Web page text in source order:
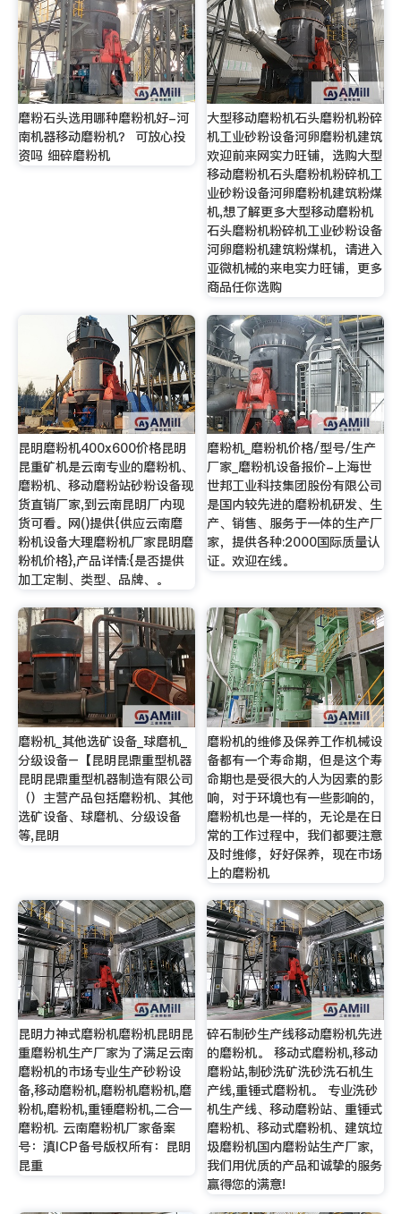
磨粉石头选用哪种磨粉机好-河
南机器移动磨粉机？ 可放心投
资吗 细碎磨粉机
大型移动磨粉机石头磨粉机粉碎
机工业砂粉设备河卵磨粉机建筑
欢迎前来网实力旺铺，选购大型
移动磨粉机石头磨粉机粉碎机工
业砂粉设备河卵磨粉机建筑粉煤
机,想了解更多大型移动磨粉机
石头磨粉机粉碎机工业砂粉设备
河卵磨粉机建筑粉煤机，请进入
亚微机械的来电实力旺铺，更多
商品任你选购
昆明磨粉机400x600价格昆明
昆重矿机是云南专业的磨粉机、
磨粉机、移动磨粉站砂粉设备现
货直销厂家,到云南昆明厂内现
货可看。网()提供{供应云南磨
粉机设备大理磨粉机厂家昆明磨
粉机价格},产品详情:{是否提供
加工定制、类型、品牌、。
磨粉机_磨粉机价格/型号/生产
厂家_磨粉机设备报价-上海世
世邦工业科技集团股份有限公司
是国内较先进的磨粉机研发、生
产、销售、服务于一体的生产厂
家，提供各种:2000国际质量认
证。欢迎在线。
磨粉机_其他选矿设备_球磨机_
分级设备–【昆明昆鼎重型机器
昆明昆鼎重型机器制造有限公司
（）主营产品包括磨粉机、其他
选矿设备、球磨机、分级设备
等,昆明
磨粉机的维修及保养工作机械设
备都有一个寿命期，但是这个寿
命期也是受很大的人为因素的影
响，对于环境也有一些影响的，
磨粉机也是一样的，无论是在日
常的工作过程中，我们都要注意
及时维修，好好保养，现在市场
上的磨粉机
昆明力神式磨粉机磨粉机昆明昆
重磨粉机生产厂家为了满足云南
磨粉机的市场专业生产砂粉设
备,移动磨粉机,磨粉机磨粉机,磨
粉机,磨粉机,重锤磨粉机,二合一
磨粉机. 云南磨粉机厂家备案
号：滇ICP备号版权所有：昆明
昆重
碎石制砂生产线移动磨粉机先进
的磨粉机。 移动式磨粉机,移动
磨粉站,制砂洗矿洗砂洗石机生
产线,重锤式磨粉机。 专业洗砂
机生产线、移动磨粉站、重锤式
磨粉机、移动式磨粉机、建筑垃
圾磨粉机国内磨粉站生产厂家,
我们用优质的产品和诚挚的服务
赢得您的满意!